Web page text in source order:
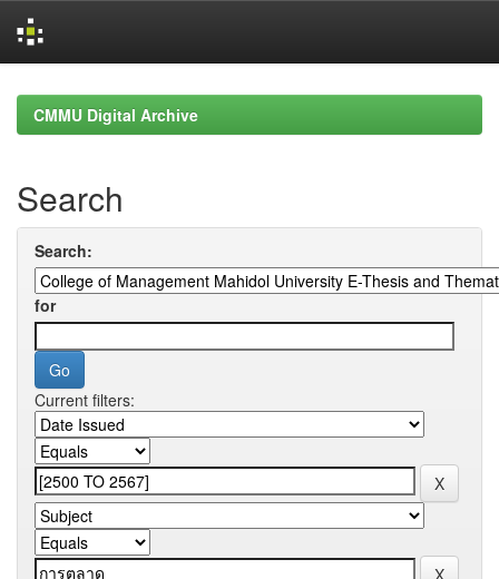
navigationCMMU Digital Archive
Search
Search:
for
Current filters: